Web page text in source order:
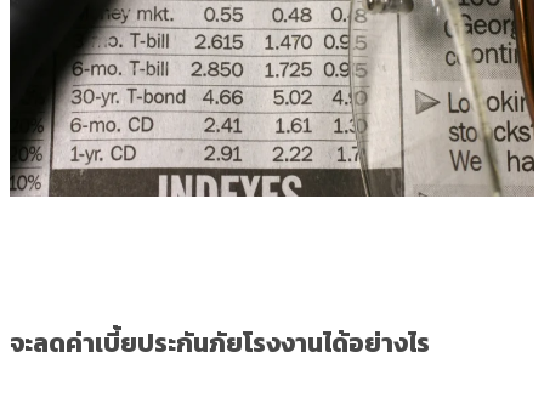
จะลดค่าเบี้ยประกันภัยโรงงานได้อย่างไร